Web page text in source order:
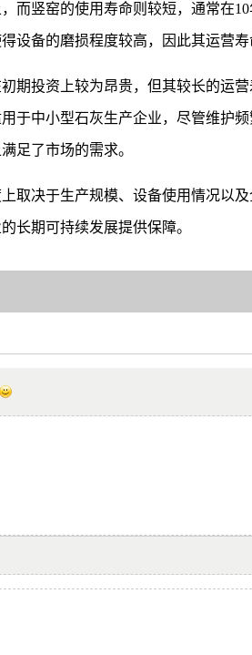
而竖窑的使用寿命则较短，通常在
设备的磨损程度较高，因此其运营寿
期投资上较为昂贵，但其较长的运
于中小型石灰生产企业，尽管维护
足了市场的需求。
取决于生产规模、设备使用情况以
长期可持续发展提供保障。